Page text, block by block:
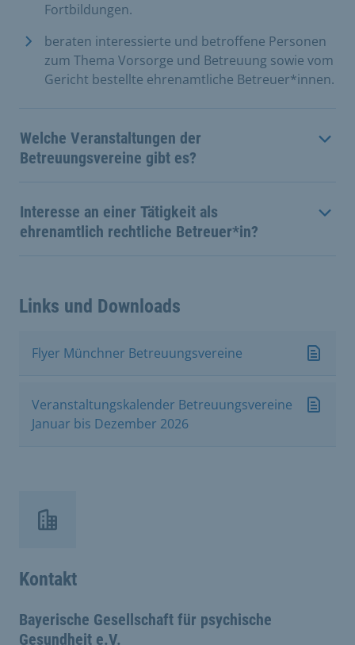
Fortbildungen.
beraten interessierte und betroffene Personen
zum Thema Vorsorge und Betreuung sowie vom
Gericht bestellte ehrenamtliche Betreuer*innen.
Welche Veranstaltungen der
Betreuungsvereine gibt es?
Interesse an einer Tätigkeit als
ehrenamtlich rechtliche Betreuer*in?
Links und Downloads
Flyer Münchner Betreuungsvereine
Veranstaltungskalender Betreuungsvereine
Januar bis Dezember 2026
Kontakt
Bayerische Gesellschaft für psychische
Gesundheit e.V.